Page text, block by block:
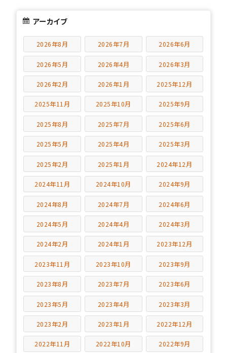
アーカイブ
2026年8月 2026年7月 2026年6月
2026年5月 2026年4月 2026年3月
2026年2月 2026年1月 2025年12月
2025年11月 2025年10月 2025年9月
2025年8月 2025年7月 2025年6月
2025年5月 2025年4月 2025年3月
2025年2月 2025年1月 2024年12月
2024年11月 2024年10月 2024年9月
2024年8月 2024年7月 2024年6月
2024年5月 2024年4月 2024年3月
2024年2月 2024年1月 2023年12月
2023年11月 2023年10月 2023年9月
2023年8月 2023年7月 2023年6月
2023年5月 2023年4月 2023年3月
2023年2月 2023年1月 2022年12月
2022年11月 2022年10月 2022年9月